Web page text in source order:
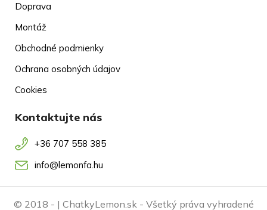
Doprava
Montáž
Obchodné podmienky
Ochrana osobných údajov
Cookies
Kontaktujte nás
+36 707 558 385
info@lemonfa.hu
© 2018 - | ChatkyLemon.sk - Všetký práva vyhradené